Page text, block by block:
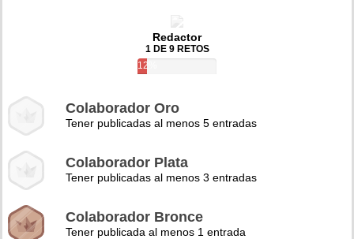
Redactor
1 DE 9 RETOS
12%
Colaborador Oro
Tener publicadas al menos 5 entradas
Colaborador Plata
Tener publicadas al menos 3 entradas
Colaborador Bronce
Tener publicada al menos 1 entrada